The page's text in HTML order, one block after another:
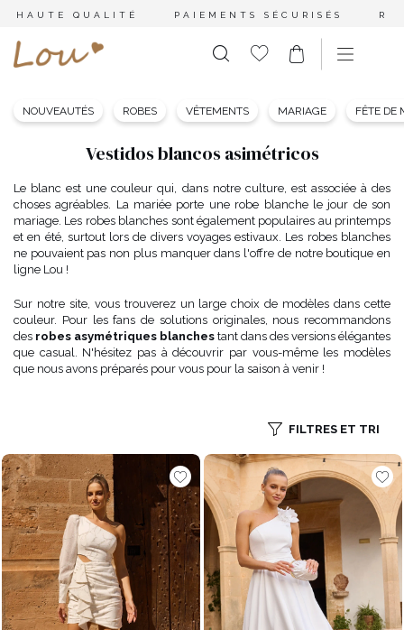
HAUTE QUALITÉ PAIEMENTS SÉCURISÉS
NOUVEAUTÉS ROBES VÊTEMENTS MARIAGE FÊTE DE
Vestidos blancos asimétricos
Le blanc est une couleur qui, dans notre culture, est associée à des
choses agréables. La mariée porte une robe blanche le jour de son
mariage. Les robes blanches sont également populaires au printemps
et en été, surtout lors de divers voyages estivaux. Les robes blanches
ne pouvaient pas non plus manquer dans l'offre de notre boutique en
ligne Lou !
Sur notre site, vous trouverez un large choix de modèles dans cette
couleur. Pour les fans de solutions originales, nous recommandons
des robes asymétriques blanches tant dans des versions élégantes
que casual. N'hésitez pas à découvrir par vous-même les modèles
que nous avons préparés pour vous pour la saison à venir !
FILTRES ET TRI